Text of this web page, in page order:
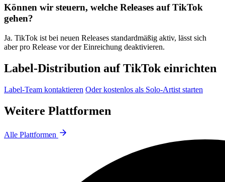
Können wir steuern, welche Releases auf TikTok
gehen?
Ja. TikTok ist bei neuen Releases standardmäßig aktiv, lässt sich
aber pro Release vor der Einreichung deaktivieren.
Label-Distribution auf TikTok einrichten
Label-Team kontaktieren Oder kostenlos als Solo-Artist starten
Weitere Plattformen
Alle Plattformen